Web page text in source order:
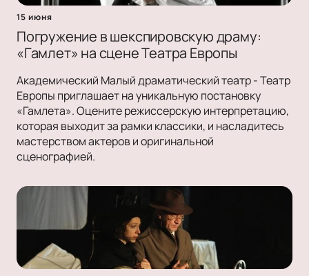
15 июня
Погружение в шекспировскую драму:
«Гамлет» на сцене Театра Европы
Академический Малый драматический театр - Театр
Европы приглашает на уникальную постановку
«Гамлета». Оцените режиссерскую интерпретацию,
которая выходит за рамки классики, и насладитесь
мастерством актеров и оригинальной
сценографией.